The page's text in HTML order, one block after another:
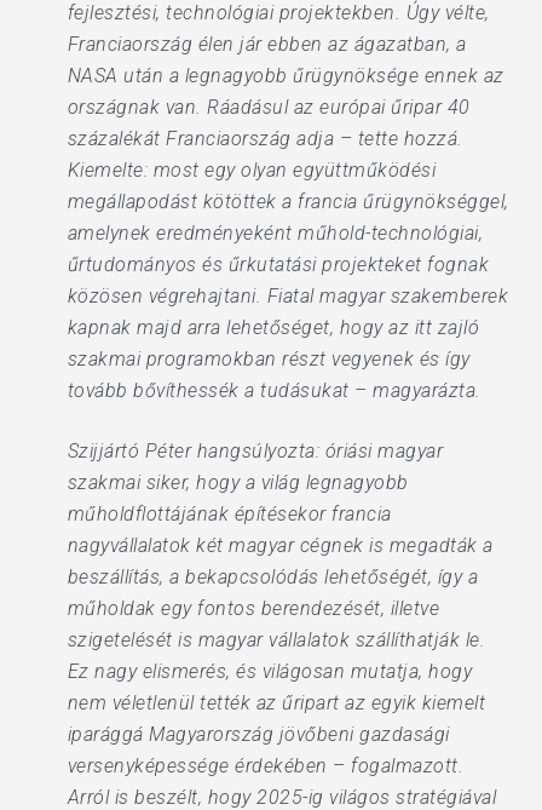
fejlesztési, technológiai projektekben. Úgy vélte,
Franciaország élen jár ebben az ágazatban, a
NASA után a legnagyobb űrügynöksége ennek az
országnak van. Ráadásul az európai űripar 40
százalékát Franciaország adja – tette hozzá.
Kiemelte: most egy olyan együttműködési
megállapodást kötöttek a francia űrügynökséggel,
amelynek eredményeként műhold-technológiai,
űrtudományos és űrkutatási projekteket fognak
közösen végrehajtani. Fiatal magyar szakemberek
kapnak majd arra lehetőséget, hogy az itt zajló
szakmai programokban részt vegyenek és így
tovább bővíthessék a tudásukat – magyarázta.
Szijjártó Péter hangsúlyozta: óriási magyar
szakmai siker, hogy a világ legnagyobb
műholdflottájának építésekor francia
nagyvállalatok két magyar cégnek is megadták a
beszállítás, a bekapcsolódás lehetőségét, így a
műholdak egy fontos berendezését, illetve
szigetelését is magyar vállalatok szállíthatják le.
Ez nagy elismerés, és világosan mutatja, hogy
nem véletlenül tették az űripart az egyik kiemelt
iparággá Magyarország jövőbeni gazdasági
versenyképessége érdekében – fogalmazott.
Arról is beszélt, hogy 2025-ig világos stratégiával